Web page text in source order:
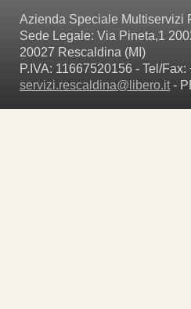
Azienda Speciale Multiservizi
Sede Legale: Via Pineta,1
20027 Rescaldina (MI)
P.IVA: 11667520156 - Tel/
servizi.rescaldina@libero.it-